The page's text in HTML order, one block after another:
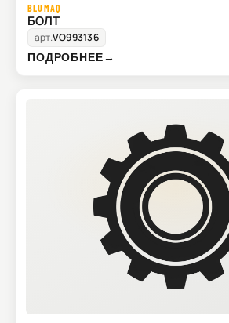
BLUMAQ
БОЛТ
арт.VO993136
ПОДРОБНЕЕ→